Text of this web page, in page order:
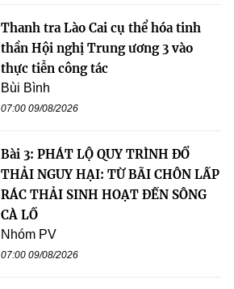
Thanh tra Lào Cai cụ thể hóa tinh
thần Hội nghị Trung ương 3 vào
thực tiễn công tác
Bùi Bình
07:00 09/08/2026
Bài 3: PHÁT LỘ QUY TRÌNH ĐỔ
THẢI NGUY HẠI: TỪ BÃI CHÔN LẤP
RÁC THẢI SINH HOẠT ĐẾN SÔNG
CÀ LỒ
Nhóm PV
07:00 09/08/2026